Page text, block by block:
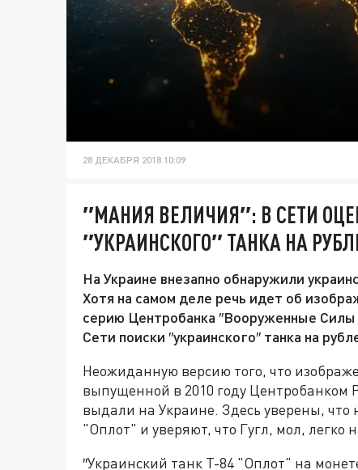
28 ДЕКАБРЯ 2018 10:09
″МАНИЯ ВЕЛИЧИЯ″: В СЕТИ
″УКРАИНСКОГО″ ТАНКА НА
На Украине внезапно обнаружили
Хотя на самом деле речь идет об
серию Центробанка ″Вооруженные Силы
Сети поиски ″украинского″ танка на
Неожиданную версию того, что
выпущенной в 2010 году Центробанком
выдали на Украине. Здесь уверены,
"Оплот" и уверяют, что Гугл, мол, легко
″Украинский танк Т-84 "Оплот" на